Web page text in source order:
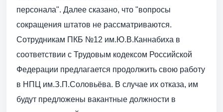
персонала". Далее сказано, что "вопросы
сокращения штатов не рассматриваются.
Сотрудникам ПКБ №12 им.Ю.В.Каннабиха в
соответствии с Трудовым кодексом Российской
Федерации предлагается продолжить свою работу
в НПЦ им.З.П.Соловьёва. В случае их отказа, им
будут предложены вакантные должности в